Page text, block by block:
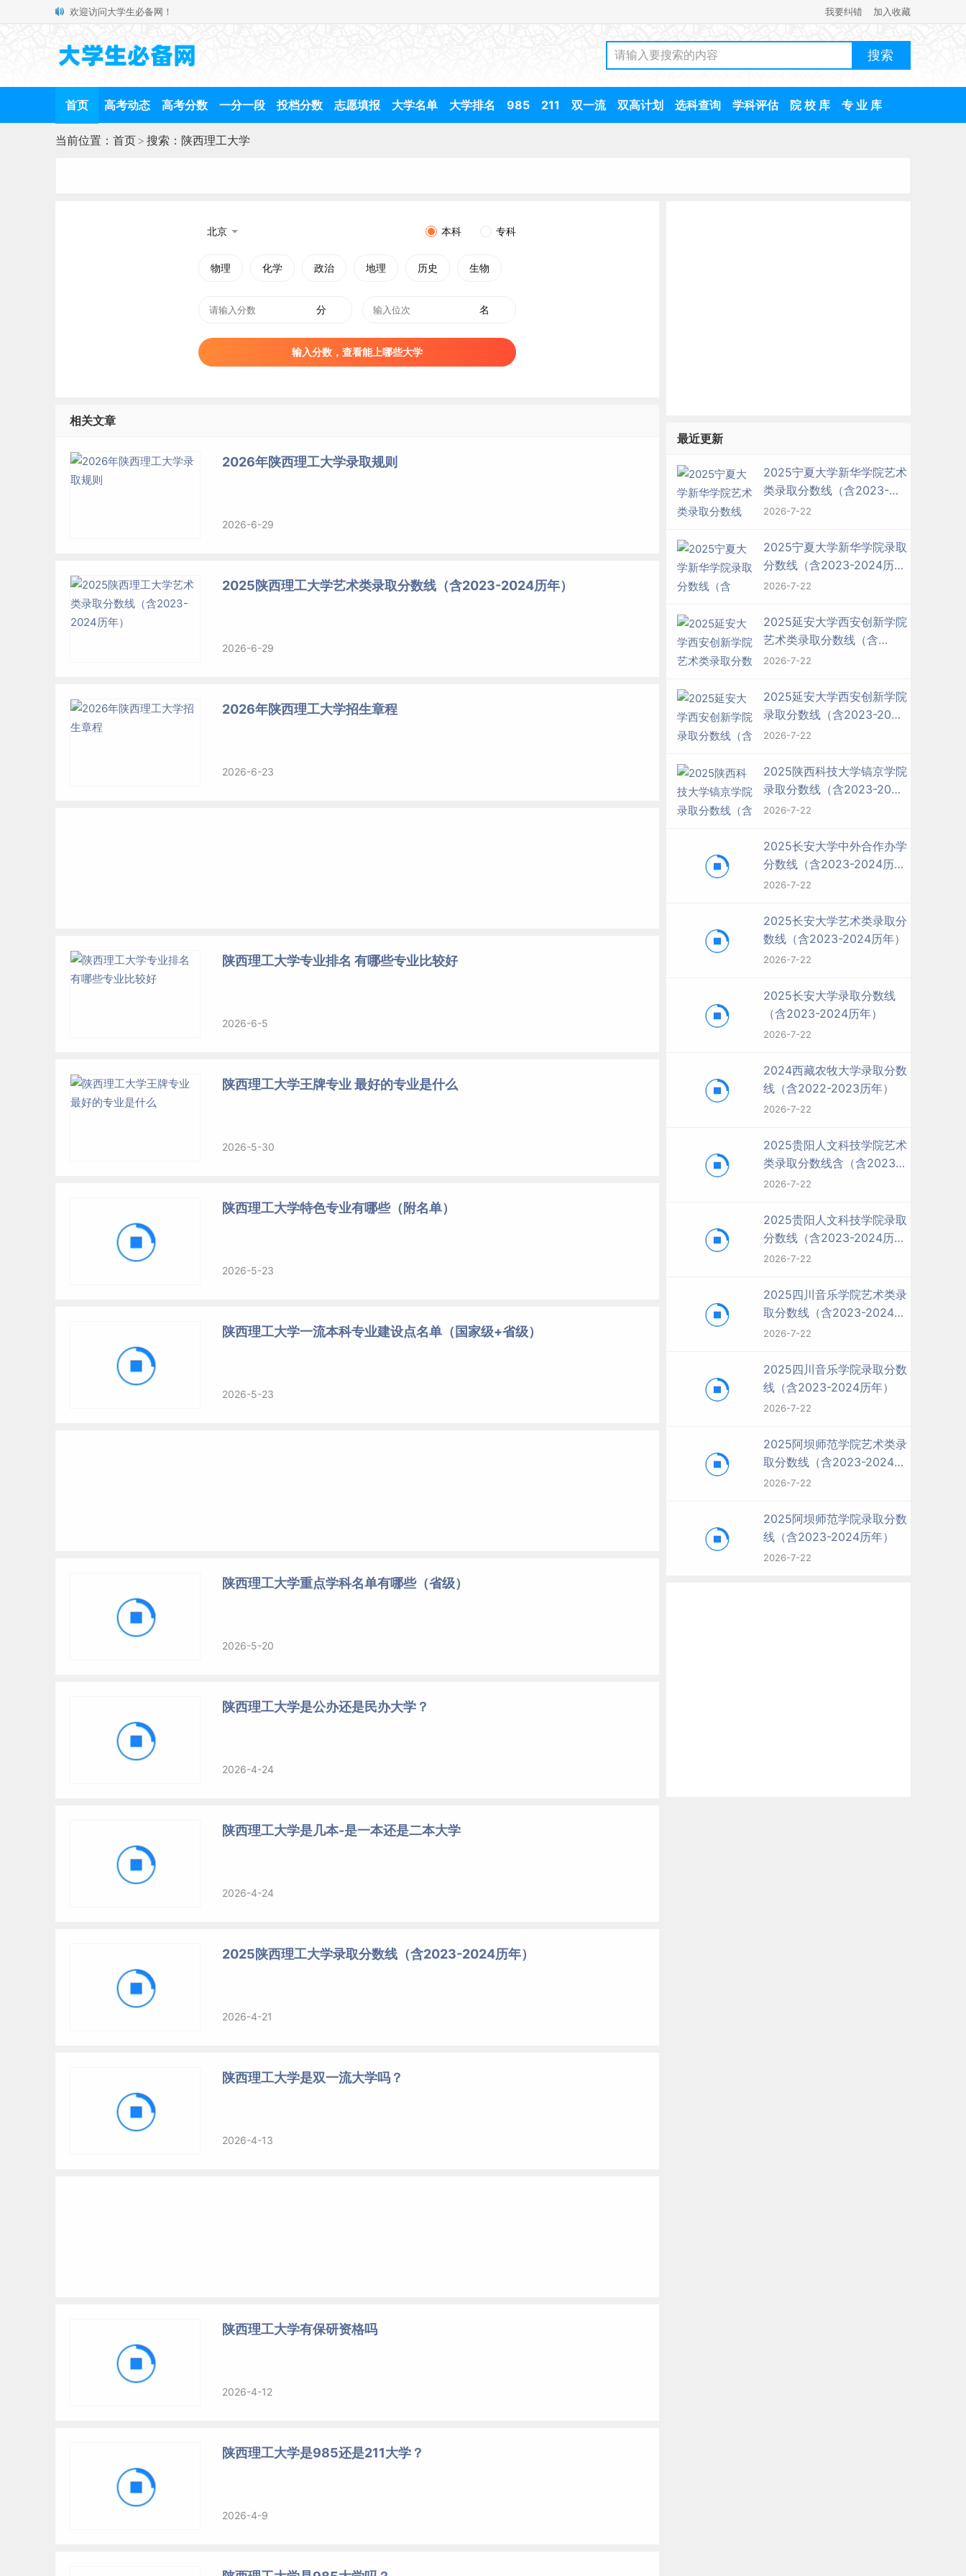
欢迎访问大学生必备网！ 我要纠错 加入收藏
首页 高考动态 高考分数 一分一段 投档分数 志愿填报 大学名单 大学排名 985 211 双一流 双高计划 选科查询 学科评估 院 校 库 专 业 库
当前位置： 首页> 搜索：陕西理工大学
北京 本科 专科
物理 化学 政治 地理 历史 生物
分 名
输入分数，查看能上哪些大学
相关文章
2026年陕西理工大学录取规则
2026-6-29
2025陕西理工大学艺术类录取分数线（含2023-2024历年）
2026-6-29
2026年陕西理工大学招生章程
2026-6-23
陕西理工大学专业排名 有哪些专业比较好
2026-6-5
陕西理工大学王牌专业 最好的专业是什么
2026-5-30
陕西理工大学特色专业有哪些（附名单）
2026-5-23
陕西理工大学一流本科专业建设点名单（国家级+省级）
2026-5-23
陕西理工大学重点学科名单有哪些（省级）
2026-5-20
陕西理工大学是公办还是民办大学？
2026-4-24
陕西理工大学是几本-是一本还是二本大学
2026-4-24
2025陕西理工大学录取分数线（含2023-2024历年）
2026-4-21
陕西理工大学是双一流大学吗？
2026-4-13
陕西理工大学有保研资格吗
2026-4-12
陕西理工大学是985还是211大学？
2026-4-9
最近更新
2025宁夏大学新华学院艺术
类录取分数线（含2023-
2024历年）
2026-7-22
2025宁夏大学新华学院录取
分数线（含2023-2024历
年）
2026-7-22
2025延安大学西安创新学院
艺术类录取分数线（含
2023-2024历年）
2026-7-22
2025延安大学西安创新学院
录取分数线（含2023-2024
历年）
2026-7-22
2025陕西科技大学镐京学院
录取分数线（含2023-2024
历年）
2026-7-22
2025长安大学中外合作办学
分数线（含2023-2024历
年）
2026-7-22
2025长安大学艺术类录取分
数线（含2023-2024历年）
2026-7-22
2025长安大学录取分数线
（含2023-2024历年）
2026-7-22
2024西藏农牧大学录取分数
线（含2022-2023历年）
2026-7-22
2025贵阳人文科技学院艺术
类录取分数线含（含2023-
2024历年）
2026-7-22
2025贵阳人文科技学院录取
分数线（含2023-2024历
年）
2026-7-22
2025四川音乐学院艺术类录
取分数线（含2023-2024历
年）
2026-7-22
2025四川音乐学院录取分数
线（含2023-2024历年）
2026-7-22
2025阿坝师范学院艺术类录
取分数线（含2023-2024历
年）
2026-7-22
2025阿坝师范学院录取分数
线（含2023-2024历年）
2026-7-22